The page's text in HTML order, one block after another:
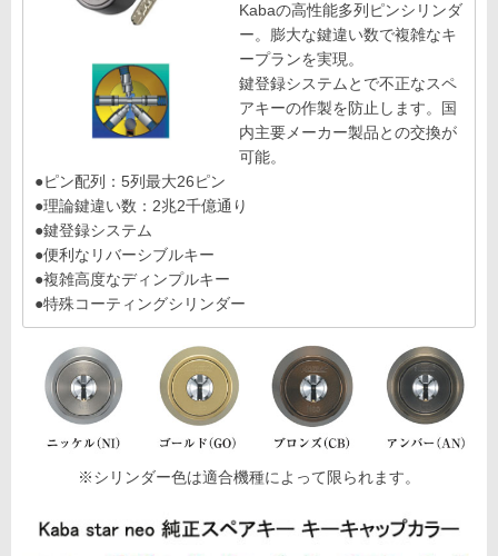
Kabaの高性能多列ピンシリンダ
ー。膨大な鍵違い数で複雑なキ
ープランを実現。
鍵登録システムとで不正なスペ
アキーの作製を防止します。国
内主要メーカー製品との交換が
可能。
●ピン配列：5列最大26ピン
●理論鍵違い数：2兆2千億通り
●鍵登録システム
●便利なリバーシブルキー
●複雑高度なディンプルキー
●特殊コーティングシリンダー
※シリンダー色は適合機種によって限られます。